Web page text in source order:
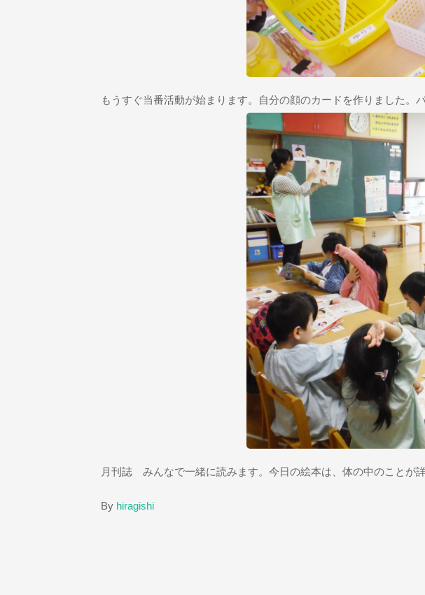
もうすぐ当番活動が始まります。自分の顔のカードを作りました。
月刊誌 みんなで一緒に読みます。今日の絵本は、体の中のことが詳
By hiragishi